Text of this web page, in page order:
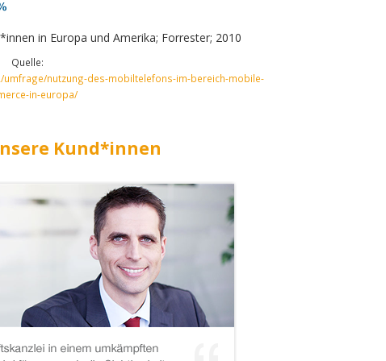
in Europa und Amerika; Forrester; 2010
Quelle:
nutzung-des-mobiltelefons-im-bereich-mobile-
in-europa/
Kund*innen